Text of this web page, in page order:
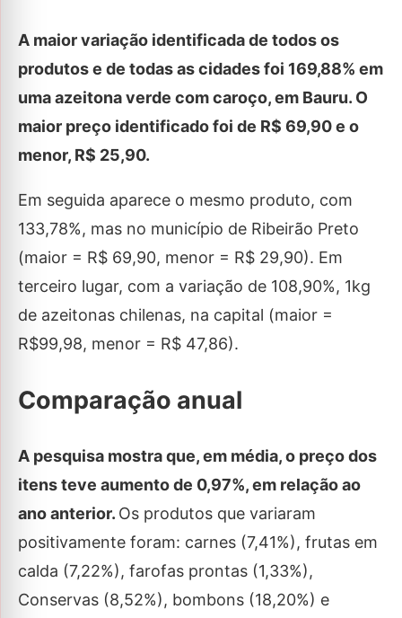
A maior variação identificada de todos os
produtos e de todas as cidades foi 169,88% em
uma azeitona verde com caroço, em Bauru. O
maior preço identificado foi de R$ 69,90 e o
menor, R$ 25,90.
Em seguida aparece o mesmo produto, com
133,78%, mas no município de Ribeirão Preto
(maior = R$ 69,90, menor = R$ 29,90). Em
terceiro lugar, com a variação de 108,90%, 1kg
de azeitonas chilenas, na capital (maior =
R$99,98, menor = R$ 47,86).
Comparação anual
A pesquisa mostra que, em média, o preço dos
itens teve aumento de 0,97%, em relação ao
ano anterior. Os produtos que variaram
positivamente foram: carnes (7,41%), frutas em
calda (7,22%), farofas prontas (1,33%),
Conservas (8,52%), bombons (18,20%) e